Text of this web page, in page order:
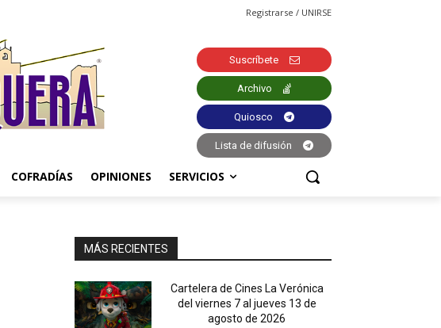
Registrarse / UNIRSE
Suscríbete
Archivo
Quiosco
Lista de difusión
COFRADÍAS OPINIONES SERVICIOS
MÁS RECIENTES
Cartelera de Cines La Verónica
del viernes 7 al jueves 13 de
agosto de 2026